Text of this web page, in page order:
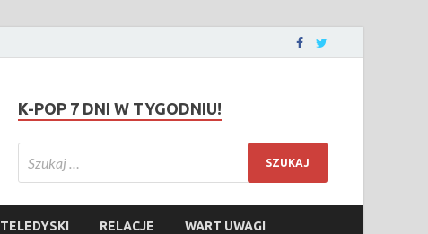
K-POP 7 DNI W TYGODNIU!
TELEDYSKI RELACJE WART UWAGI